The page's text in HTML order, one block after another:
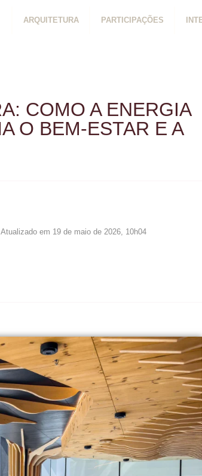
ARQUITETURA PARTICIPAÇÕES
COMO A ENERGIA
O BEM-ESTAR E A
Atualizado em 19 de maio de 2026, 10h04